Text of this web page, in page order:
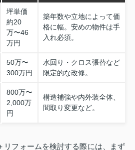
坪単価
約20
万〜46
万円
築年数や立地によって価
格に幅。安めの物件は手
入れ必須。
50万〜
300万円
水回り・クロス張替など
限定的な改修。
800万〜
2,000万
円
構造補強や内外装全体、
間取り変更など。
リフォームを検討する際には、まず